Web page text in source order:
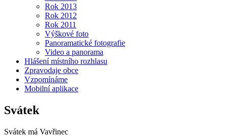
Rok 2013
Rok 2012
Rok 2011
Výškové foto
Panoramatické fotografie
Video a panorama
Hlášení místního rozhlasu
Zpravodaje obce
Vzpomínáme
Mobilní aplikace
Svátek
Svátek má Vavřinec